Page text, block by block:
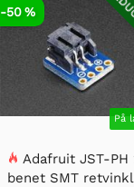
På
-50 %
Adafruit JST-PH
benet SMT